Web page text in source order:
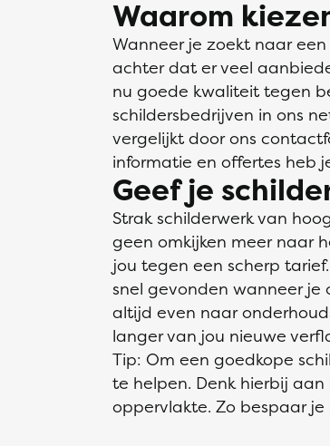
Waarom
Wanneer je zoekt naar
achter dat er veel
nu goede kwaliteit tegen
schildersbedrijven in ons
vergelijkt door ons
informatie en offertes heb
Geef je
Strak schilderwerk van
geen omkijken meer naar
jou tegen een scherp
snel gevonden wanneer je
altijd even naar
langer van jou nieuwe
Tip: Om een goedkope
te helpen. Denk hierbij
oppervlakte. Zo bespaar